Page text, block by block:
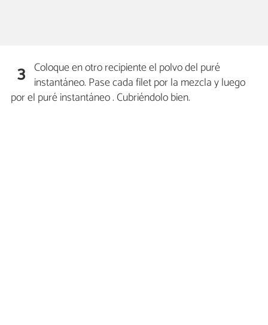
3 Coloque en otro recipiente el polvo del puré
instantáneo. Pase cada filet por la mezcla y luego
por el puré instantáneo . Cubriéndolo bien.